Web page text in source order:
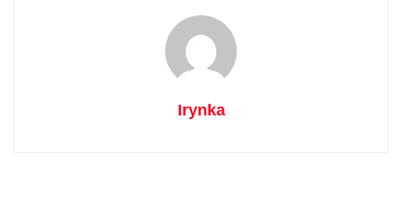
Irynka